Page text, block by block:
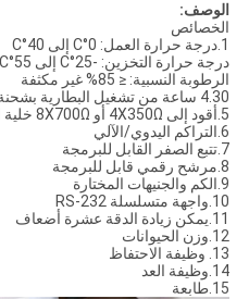
الوصف:
الخصائص
1.درجة حرارة العمل: 0°C إلى 40°C
درجة حرارة التخزين: -25°C إلى 55°C
الرطوبة النسبية: ≤ 85% غير مكثفة
4.30 ساعة من تشغيل البطارية بشحنة كاملة
5.أقود إلى 4X350Ω أو 8X700Ω خلية الحمل
6.التراكم اليدوي/الآلي
7.تتبع الصفر القابل للبرمجة
8.مرشح رقمي قابل للبرمجة
9.الكم والجنيهات المختارة
10.واجهة متسلسلة RS-232
11.يمكن زيادة الدقة عشرة أضعاف
12.وزن الحيوانات
13. وظيفة الاحتفاظ
14.وظيفة العد
15.طابعة